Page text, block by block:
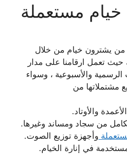
خيام مستعملة
من يشترون خيام من خلال
حيث تعمل ارقامنا على مدار
الرسمية والأسبوعية ، وسواء
مشتملاتها من
والأوتاد.
من سجاد ومساند وغيرها.
وأجهزة توزيع الصوت.
في إنارة الخيام.